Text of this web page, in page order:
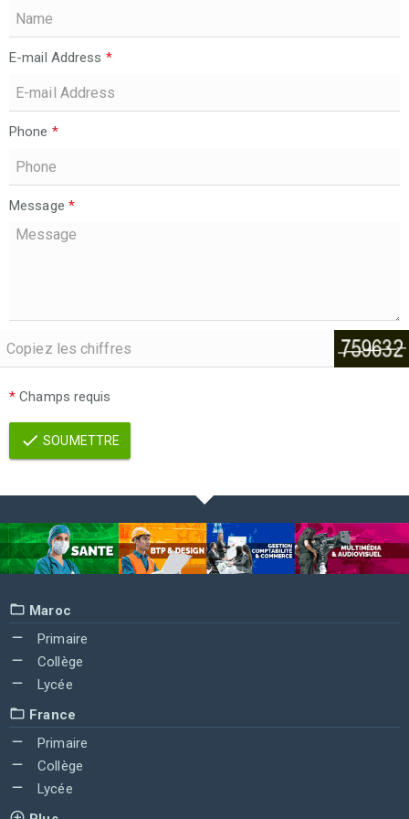
E-mail Address *
Phone *
Message *
* Champs requis
SOUMETTRE
Maroc
Primaire
Collège
Lycée
France
Primaire
Collège
Lycée